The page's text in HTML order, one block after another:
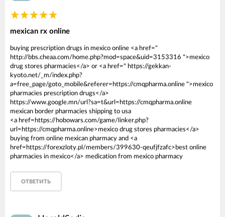
mexican rx online
buying prescription drugs in mexico online <a href="
http://bbs.cheaa.com/home.php?mod=space&uid=3153316 ">mexico
drug stores pharmacies</a> or <a href=" https://gekkan-
kyoto.net/_m/index.php?
a=free_page/goto_mobile&referer=https://cmqpharma.online ">mexico
pharmacies prescription drugs</a>
https://www.google.mn/url?sa=t&url=https://cmqpharma.online
mexican border pharmacies shipping to usa
<a href=https://hobowars.com/game/linker.php?
url=https://cmqpharma.online>mexico drug stores pharmacies</a>
buying from online mexican pharmacy and <a
href=https://forexzloty.pl/members/399630-qeufjfzafc>best online
pharmacies in mexico</a> medication from mexico pharmacy
ОТВЕТИТЬ